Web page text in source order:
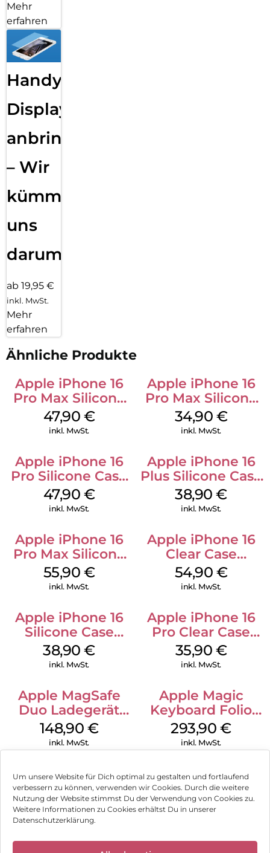
Um unsere Website für Dich optimal zu gestalten und fortlaufend
verbessern zu können, verwenden wir Cookies. Durch die weitere
Nutzung der Website stimmst Du der Verwendung von Cookies zu.
Weitere Informationen zu Cookies erhältst Du in unserer
Datenschutzerklärung.
Mehr
erfahren
Handy
Displayfolie
anbringen
– Wir
kümmern
uns
darum!
ab 19,95 €
inkl. MwSt.
Mehr
erfahren
Ähnliche Produkte
Apple iPhone 16
Pro Max Silicone
Case MagSafe
Black
47,90 €
inkl. MwSt.
Apple iPhone 16
Pro Max Silicone
Case MagSafe
Denim
34,90 €
inkl. MwSt.
Apple iPhone 16
Pro Silicone Case
MagSafe Denim
47,90 €
inkl. MwSt.
Apple iPhone 16
Plus Silicone Case
MagSafe Denim
38,90€
inkl. MwSt.
Apple iPhone 16
Pro Max Silicone
Case MagSafe
Stone Gray
55,90 €
inkl. MwSt.
Apple iPhone 16
Clear Case
MagSafe
Transparent
54,90 €
inkl. MwSt.
Apple iPhone 16
Silicone Case
MagSafe
Ultramarine
38,90€
inkl. MwSt.
Apple iPhone 16
Pro Clear Case
MagSafe
Transparent
35,90 €
inkl. MwSt.
Apple MagSafe
Duo Ladegerät
Weiß
148,90 €
inkl. MwSt.
Apple Magic
Keyboard Folio
iPad 10.9″ (10.Gen.)
Weiß
293,90€
inkl. MwSt.
Impressum